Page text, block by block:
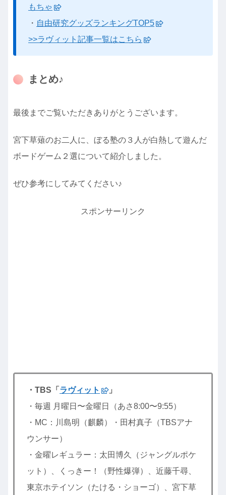
もちゃ
・ 自由研究グッズランキングTOP5
>>ラヴィット記事一覧はこちら
まとめ♪
最後までご覧いただきありがとうございます。
宮下草薙のお二人に、ぼる塾の３人が白熱して遊んだ
ボードゲーム２選について紹介しました。
ぜひ参考にしてみてください♪
スポンサーリンク
・TBS「 ラヴィット
」
・毎週 月曜日〜金曜日（あさ8:00〜9:55）
・MC：川島明（麒麟）・田村真子（TBSアナ
ウンサー）
・金曜レギュラー：太田博久（ジャングルポケ
ット）、くっきー！（野性爆弾）、近藤千尋、
東京ホテイソン（たける・ショーゴ）、宮下草